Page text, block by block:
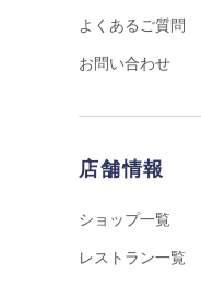
よくあるご質問
お問い合わせ
店舗情報
ショップ一覧
レストラン一覧